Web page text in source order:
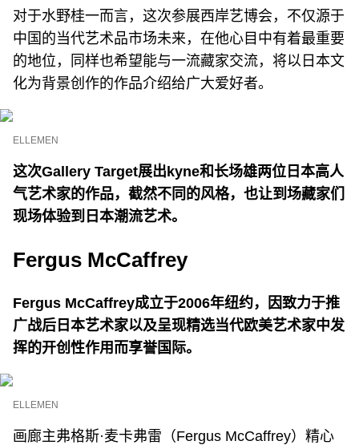
对于水野桂一而言，这次参展西岸艺博会，不仅源于
中国的当代艺术品市场未来，在他心目中有着最重要
的地位，同样也希望能与一流藏家交流，将以日本文
化为背景创作的作品介绍给广大爱好者。
ELLEMEN
这次Gallery Target展出kyne和长场雄两位日本高人
气艺术家的作品，截然不同的风格，也让到场藏家们
现场体验到日本潮流艺术。
Fergus McCaffrey
Fergus McCaffrey成立于2006年纽约，因致力于推
广战后日本艺术家以及呈现精选当代欧美艺术家中发
挥的开创性作用而享誉国际。
ELLEMEN
画廊主弗格斯·麦卡弗雷（Fergus McCaffrey）精心